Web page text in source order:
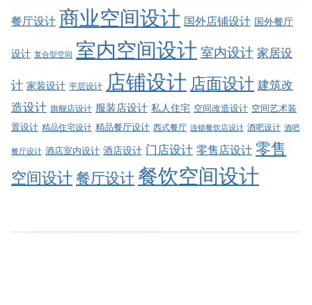
餐厅设计 商业空间设计 国外店铺设计 国外餐厅
设计 复合型空间 室内空间设计 室内设计 家居设
计 家装设计 平层设计 店铺设计 店面设计 建筑改
造设计 旗舰店设计 服装店设计 私人住宅 空间改造设计 空间艺术装
置设计 精品住宅设计 精品餐厅设计 西式餐厅 连锁餐饮店设计 酒吧设计 酒吧
餐厅设计 酒店室内设计 酒店设计 门店设计 零售店设计 零售
空间设计餐厅设计 餐饮空间设计